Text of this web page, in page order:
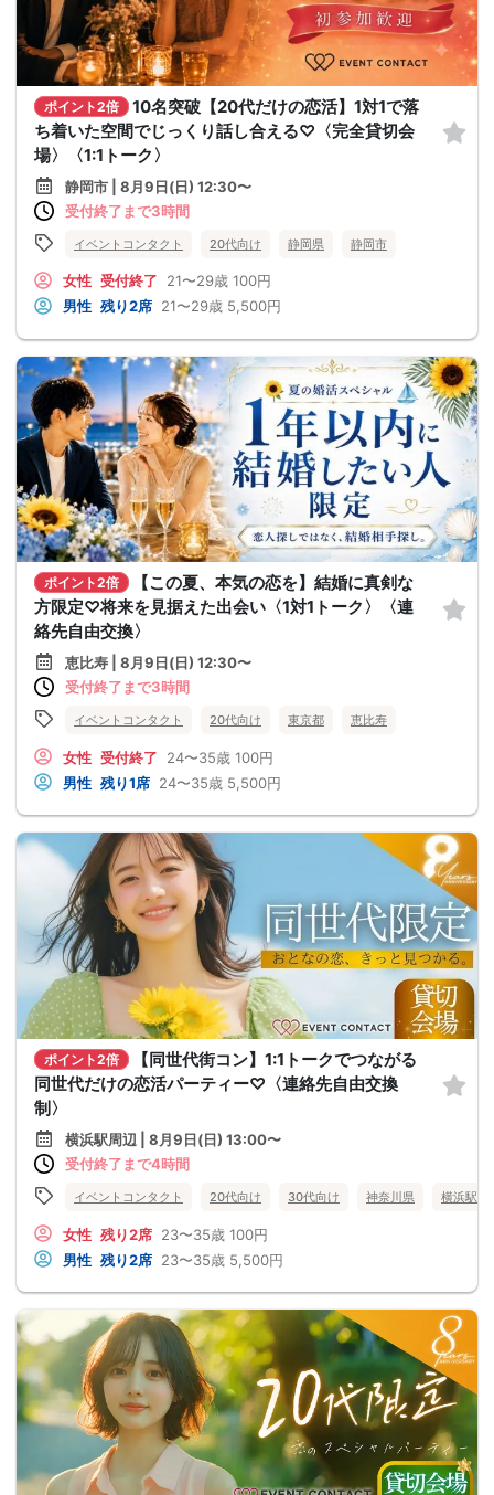
ポイント2倍
10名突破【20代だけの恋活】1対1で落
ち着いた空間でじっくり話し合える♡〈完全貸切会
場〉〈1:1トーク〉
静岡市 | 8月9日(日) 12:30〜
受付終了まで3時間
イベントコンタクト 20代向け 静岡県 静岡市
女性 受付終了 21〜29歳 100円
男性 残り2席 21〜29歳 5,500円
ポイント2倍
【この夏、本気の恋を】結婚に真剣な
方限定♡将来を見据えた出会い〈1対1トーク〉〈連
絡先自由交換〉
恵比寿 | 8月9日(日) 12:30〜
受付終了まで3時間
イベントコンタクト 20代向け 東京都 恵比寿
女性 受付終了 24〜35歳 100円
男性 残り1席 24〜35歳 5,500円
ポイント2倍
【同世代街コン】1:1トークでつながる
同世代だけの恋活パーティー♡〈連絡先自由交換
制〉
横浜駅周辺 | 8月9日(日) 13:00〜
受付終了まで4時間
イベントコンタクト 20代向け 30代向け 神奈川県 横浜駅周
女性 残り2席 23〜35歳 100円
男性 残り2席 23〜35歳 5,500円